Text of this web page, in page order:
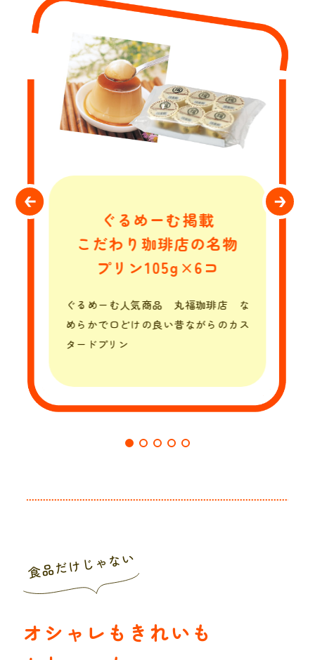
ぐるめーむ掲載
こだわり珈琲店の名物
プリン105g×6コ
ぐるめーむ人気商品 丸福珈琲店 な
めらかで口どけの良い昔ながらのカス
タードプリン
食品だけじゃない
オシャレもきれいも